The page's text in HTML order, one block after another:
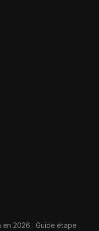
en 2026 : Guide étape